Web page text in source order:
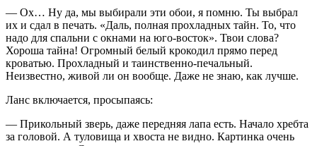
— Ох… Ну да, мы выбирали эти обои, я помню. Ты выбрал
их и сдал в печать. «Даль, полная прохладных тайн. То, что
надо для спальни с окнами на юго-восток». Твои слова?
Хороша тайна! Огромный белый крокодил прямо перед
кроватью. Прохладный и таинственно-печальный.
Неизвестно, живой ли он вообще. Даже не знаю, как лучше.
Ланс включается, просыпаясь:
— Прикольный зверь, даже передняя лапа есть. Начало хребта
за головой. А туловища и хвоста не видно. Картинка очень